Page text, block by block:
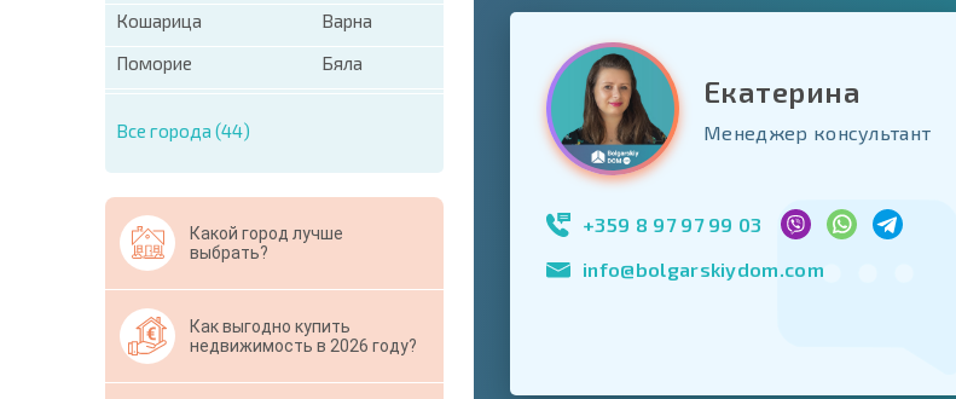
Кошарица
Варна
Поморие
Бяла
Все города (44)
Какой город лучше
выбрать?
Как выгодно купить
недвижимость в 2026 году?
United
+1
* Поля обязательные для заполнения
Свернуть форму
Екатерина
Менеджер консультант
+359 8 97 97 99 03
info@bolgarskiydom.com